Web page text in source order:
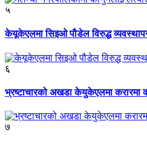
५
केयूकेएलमा सिइओ पौडेल विरुद्ध
६
भ्रष्टाचारको अखडा केयुकेएलमा करारमा
७